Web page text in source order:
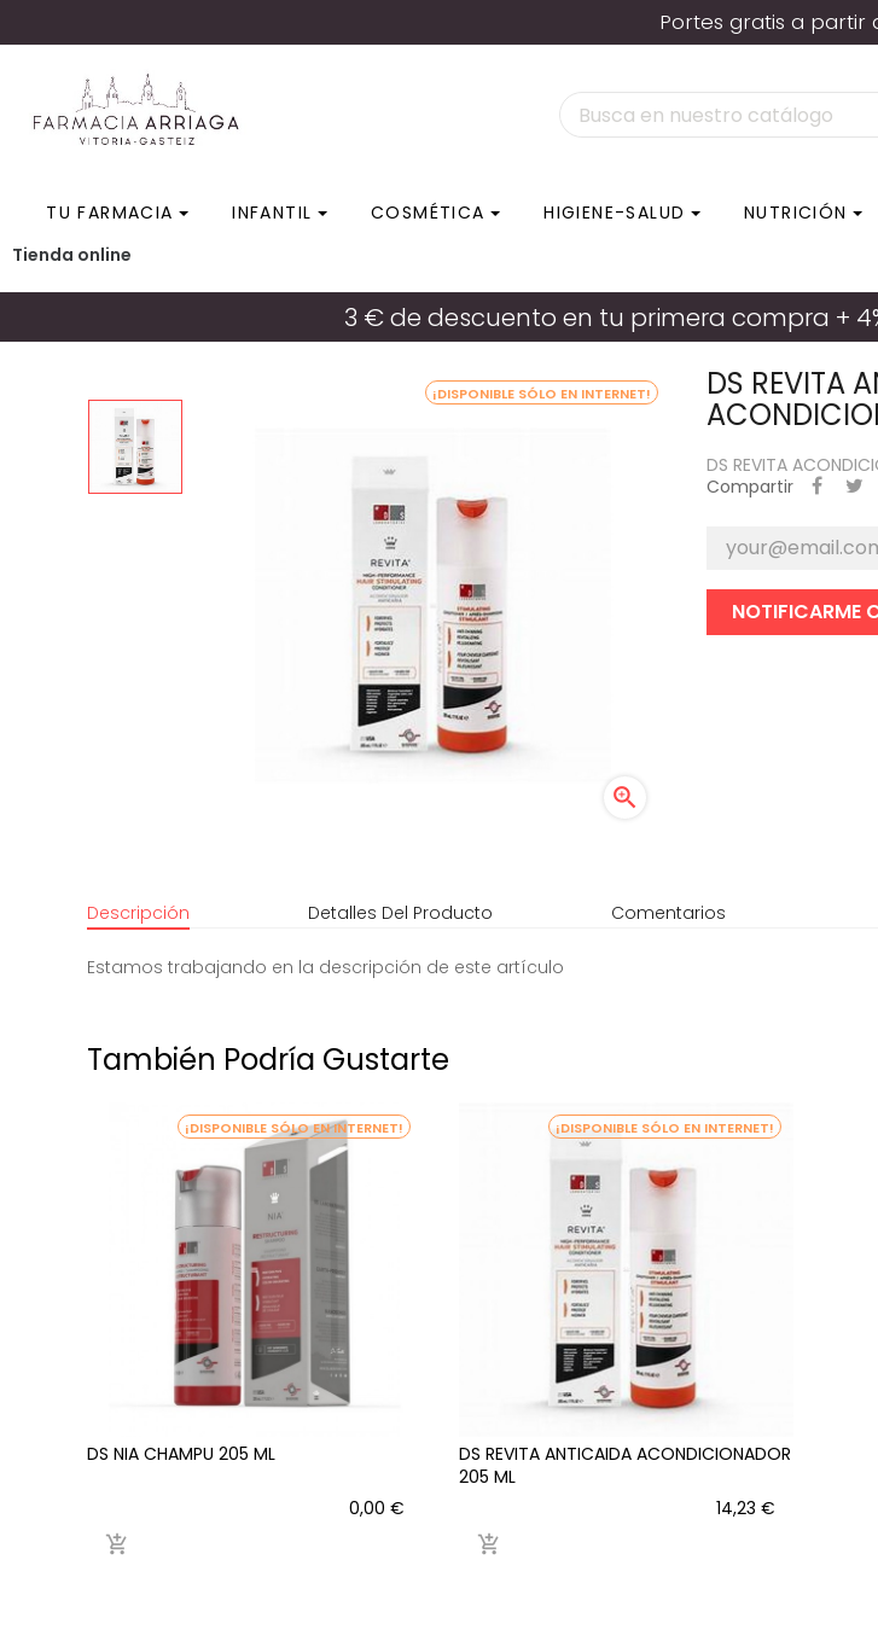
Portes gratis a partir
TU FARMACIA INFANTIL COSMÉTICA HIGIENE-SALUD NUTRICIÓN
Tienda online
3 € de descuento en tu primera compra +
¡DISPONIBLE SÓLO EN INTERNET!

DS REVITA
DS REVITA
Compartir
NOTIFICARME
Descripción Detalles Del Producto Comentarios
Estamos trabajando en la descripción de este artículo
También Podría Gustarte
¡DISPONIBLE SÓLO EN INTERNET!
DS NIA CHAMPU 205 ML
Precio
0,00 €

¡DISPONIBLE SÓLO EN INTERNET!
DS REVITA ANTICAIDA ACONDICIONADOR
205 ML
Precio
14,23 €
